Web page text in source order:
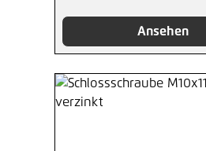
Ansehen